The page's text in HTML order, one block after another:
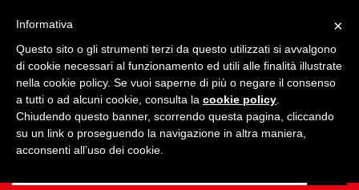
×
Informativa
Questo sito o gli strumenti terzi da questo utilizzati si avvalgono
di cookie necessari al funzionamento ed utili alle finalità illustrate
nella cookie policy. Se vuoi saperne di più o negare il consenso
a tutti o ad alcuni cookie, consulta la cookie policy
Chiudendo questo banner, scorrendo questa pagina, cliccando
su un link o proseguendo la navigazione in altra maniera,
acconsenti all’uso dei cookie.